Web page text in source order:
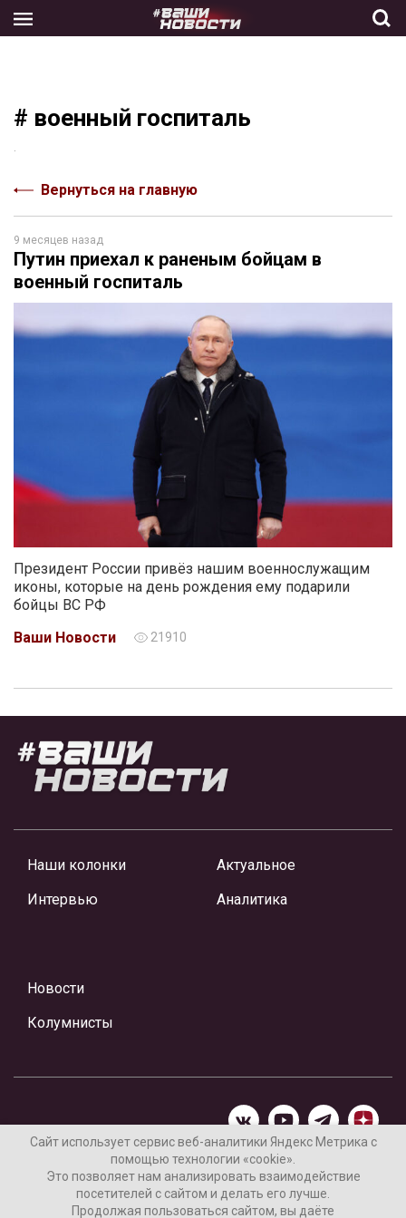
the
# военный госпиталь
Вернуться на главную
9 месяцев назад
Путин приехал к раненым бойцам в
военный госпиталь
Президент России привёз нашим военнослужащим
иконы, которые на день рождения ему подарили
бойцы ВС РФ
Ваши Новости
21910
Наши колонки
Интервью
Актуальное
Аналитика
Новости
Колумнисты
Материалы предоставлены редакцией Интернет-газеты
«Ваши новости»
Сайт использует сервис веб-аналитики Яндекс Метрика с
помощью технологии «cookie».
Это позволяет нам анализировать взаимодействие
посетителей с сайтом и делать его лучше.
Продолжая пользоваться сайтом, вы даёте